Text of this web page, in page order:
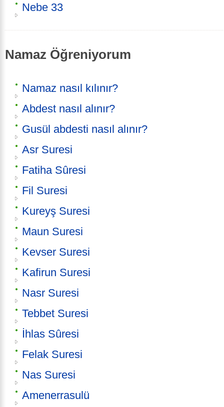
Nebe 33
Namaz Öğreniyorum
Namaz nasıl kılınır?
Abdest nasıl alınır?
Gusül abdesti nasıl alınır?
Asr Suresi
Fatiha Sûresi
Fil Suresi
Kureyş Suresi
Maun Suresi
Kevser Suresi
Kafirun Suresi
Nasr Suresi
Tebbet Suresi
İhlas Sûresi
Felak Suresi
Nas Suresi
Amenerrasulü